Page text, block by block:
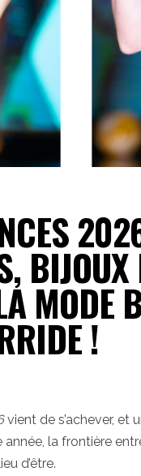
MODE
!
vient de s’achever, et
la frontière
d’être.